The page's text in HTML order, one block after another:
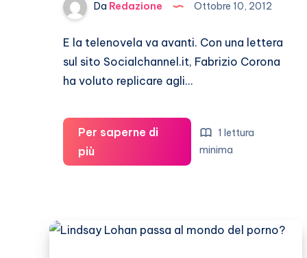
Da Redazione Ottobre 10, 2012
E la telenovela va avanti. Con una lettera
sul sito Socialchannel.it, Fabrizio Corona
ha voluto replicare agli…
Per saperne di
piùFabrizio
Corona:
ha
1 lettura
minima